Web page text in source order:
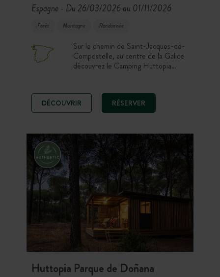
Espagne - Du 26/03/2026 au 01/11/2026
Forêt Montagne Randonnée
Sur le chemin de Saint-Jacques-de-
Compostelle, au centre de la Galice
découvrez le Camping Huttopia
confortables, d’une piscine chauffée
et d’activités nature pour un séjour
inoubliable ! Partez à la découverte
paysages époustouflants entre mer
et montagne.
DÉCOUVRIR RÉSERVER
Huttopia Parque de Doñana